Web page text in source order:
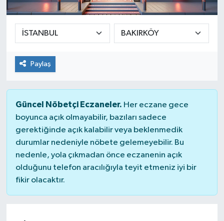
Paylaş
Güncel Nöbetçi Eczaneler. Her eczane gece
boyunca açık olmayabilir, bazıları sadece
gerektiğinde açık kalabilir veya beklenmedik
durumlar nedeniyle nöbete gelemeyebilir. Bu
nedenle, yola çıkmadan önce eczanenin açık
olduğunu telefon aracılığıyla teyit etmeniz iyi bir
fikir olacaktır.
Ekonomi
Sağlık
Teknoloji